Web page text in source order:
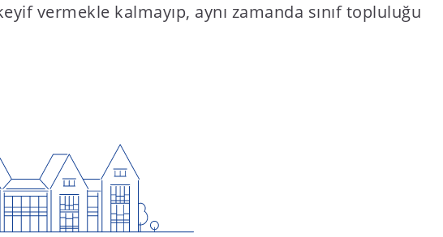
vermekle kalmayıp, aynı zamanda sınıf topluluğu